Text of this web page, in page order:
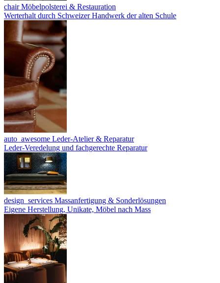
chair Möbelpolsterei & Restauration
Werterhalt durch Schweizer Handwerk der alten Schule
auto_awesome Leder-Atelier & Reparatur
Leder-Veredelung und fachgerechte Reparatur
design_services Massanfertigung & Sonderlösungen
Eigene Herstellung, Unikate, Möbel nach Mass